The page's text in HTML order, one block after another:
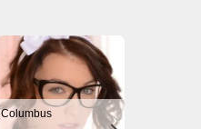
Columbus